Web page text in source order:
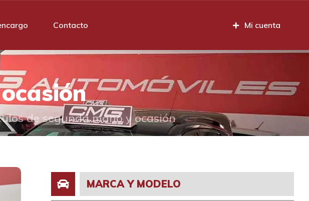
Contacto Mi cuenta
de segunda mano y ocasión
MARCA Y MODELO